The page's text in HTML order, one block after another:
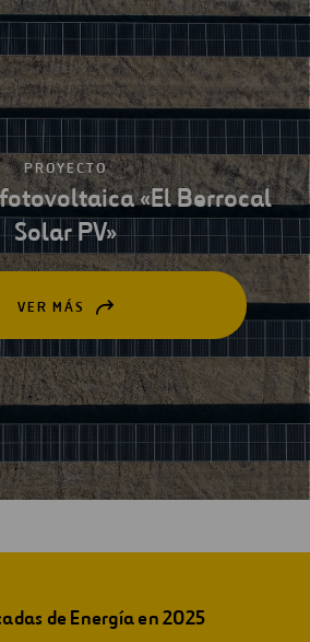
PROYECTO
«El Berrocal
Solar PV»
ABRIR
UNA
NUEVA
PESTAÑA
VER MÁS
de Energía en 2025